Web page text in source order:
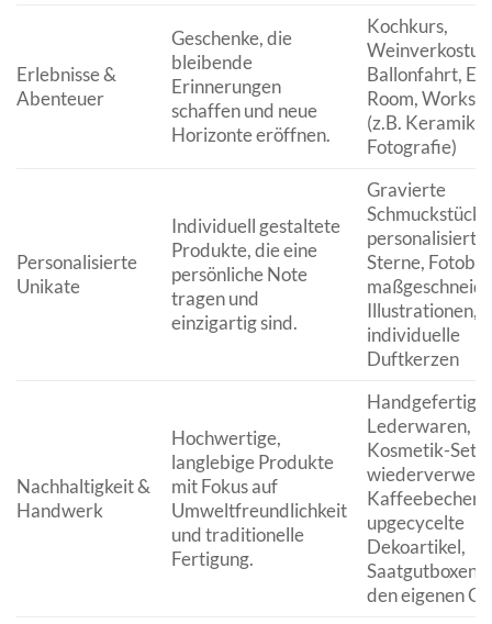
Erlebnisse &
Abenteuer
Geschenke, die
bleibende
Erinnerungen
schaffen und neue
Horizonte eröffnen.
Kochkurs,
Ballonfahrt,
Room,
(z.B. Keramik,
Fotografie)
Personalisierte
Unikate
Individuell gestaltete
Produkte, die eine
persönliche Note
tragen und
einzigartig sind.
Gravierte
personalisierte
Sterne,
Illustrationen,
individuelle
Duftkerzen
Nachhaltigkeit &
Handwerk
Hochwertige,
langlebige Produkte
mit Fokus auf
Umweltfreundlichkeit
und traditionelle
Fertigung.
Handgefertigte
Lederwaren,
Kosmetik-Sets,
Kaffeebecher,
upgecycelte
Dekoartikel,
Saatgutboxen
den eigenen